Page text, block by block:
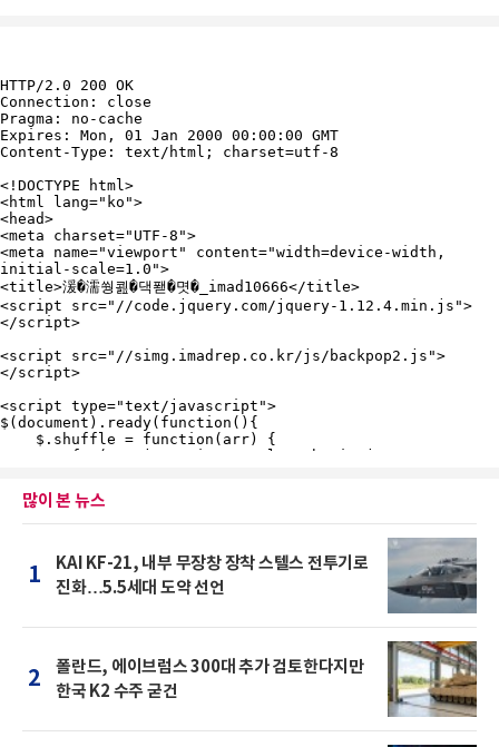
많이 본 뉴스
1
KAI KF-21, 내부 무장창 장착 스텔스 전투기로
진화…5.5세대 도약 선언
2
폴란드, 에이브럼스 300대 추가 검토한다지만
한국 K2 수주 굳건